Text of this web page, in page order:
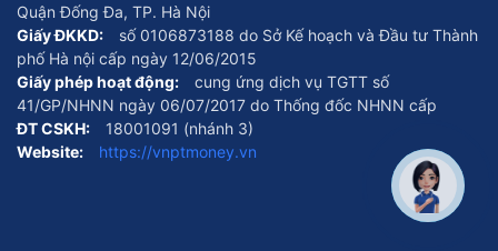
Quận Đống Đa, TP. Hà Nội
Giấy ĐKKD:
số 0106873188 do Sở Kế hoạch và Đầu tư Thành
phố Hà nội cấp ngày 12/06/2015
Giấy phép hoạt động:
cung ứng dịch vụ TGTT số
41/GP/NHNN ngày 06/07/2017 do Thống đốc NHNN cấp
ĐT CSKH:
18001091 (nhánh 3)
Website:
https://vnptmoney.vn